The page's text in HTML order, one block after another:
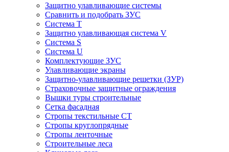
Защитно улавливающие системы
Сравнить и подобрать ЗУС
Система Т
Защитно улавливающая система V
Система S
Система U
Комплектующие ЗУС
Улавливающие экраны
Защитно-улавливающие решетки (ЗУР)
Страховочные защитные ограждения
Вышки туры строительные
Сетка фасадная
Стропы текстильные СТ
Cтропы круглопрядные
Cтропы ленточные
Строительные леса